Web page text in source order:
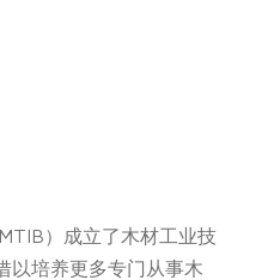
）成立了木材工业技
以培养更多专门从事木